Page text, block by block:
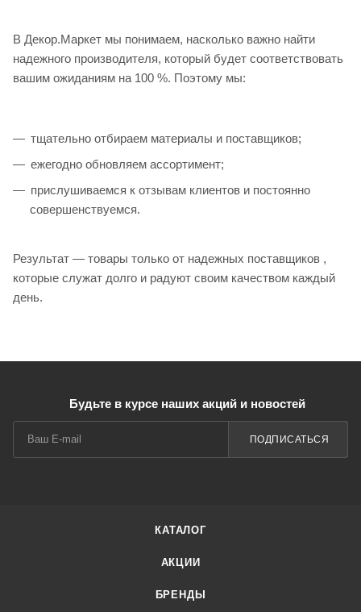
В Декор.Маркет мы понимаем, насколько важно найти
надежного производителя, который будет соответствовать
вашим ожиданиям на 100 %. Поэтому мы:
тщательно отбираем материалы и поставщиков;
ежегодно обновляем ассортимент;
прислушиваемся к отзывам клиентов и постоянно
совершенствуемся.
Результат — товары только от надежных поставщиков ,
которые служат долго и радуют своим качеством каждый
день.
Будьте в курсе наших акций и новостей
ПОДПИСАТЬСЯ
КАТАЛОГ
АКЦИИ
БРЕНДЫ